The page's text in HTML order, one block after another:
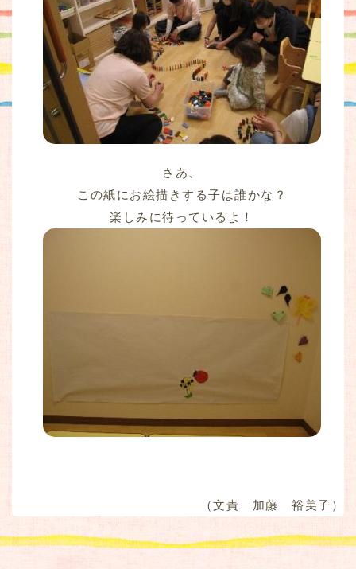
さあ、
この紙にお絵描きする子は誰かな？
楽しみに待っているよ！
（文責 加藤 裕美子）